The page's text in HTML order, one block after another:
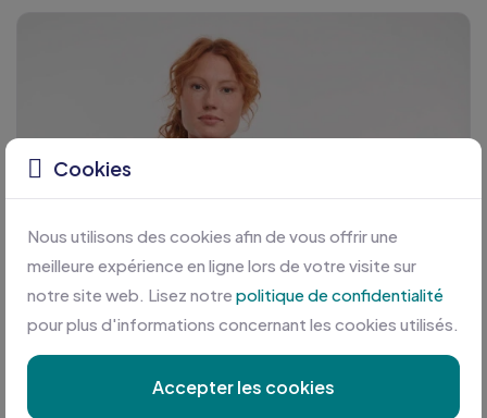
Cookies
Nous utilisons des cookies afin de vous offrir une
meilleure expérience en ligne lors de votre visite sur
notre site web. Lisez notre politique de confidentialité
pour plus d'informations concernant les cookies utilisés.
Accepter les cookies